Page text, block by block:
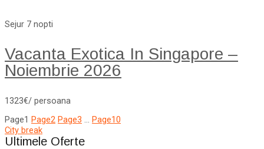
Sejur 7 nopti
Vacanta Exotica In Singapore –
Noiembrie 2026
1323€/ persoana
Page1 Page2 Page3 … Page10
City break
Ultimele Oferte